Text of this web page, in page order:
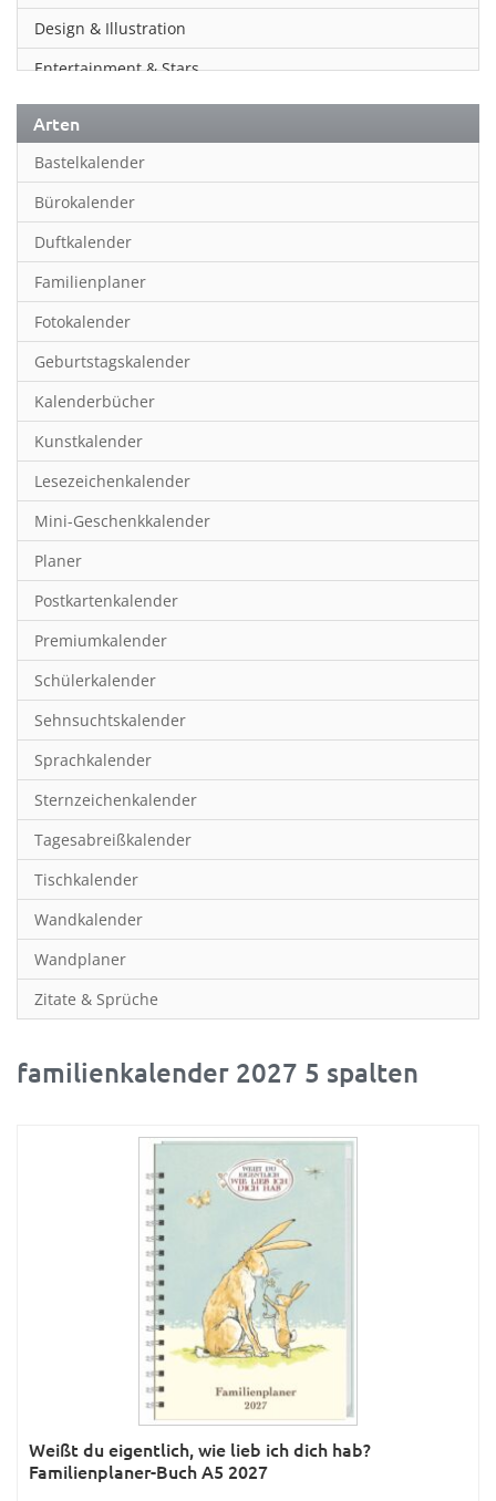
Design & Illustration
Entertainment & Stars
Erotik
Essen & Trinken
Familienplaner
Fantasy
Film
Fotokunst
Frauen
Fußball
Gaming
Geburtstagskalender
Geschichte
Hobby & Basteln
Humor & Cartoon
Inspiration & Entspannung
Inspiration & Spiritualität
Kinderkalender
Kunst
Länder & Städte
Landschaft & Natur
Lifestyle
Literatur
Manga & Animé
Neutrale Kalender
Partner- & Wandplaner
Planung & Organisation
Sprachkalender
Sternzeichen & Mond
Verkehr & Technik
Was ist was; Städte
Arten
Bastelkalender
Bürokalender
Duftkalender
Familienplaner
Fotokalender
Geburtstagskalender
Kalenderbücher
Kunstkalender
Lesezeichenkalender
Mini-Geschenkkalender
Planer
Postkartenkalender
Premiumkalender
Schülerkalender
Sehnsuchtskalender
Sprachkalender
Sternzeichenkalender
Tagesabreißkalender
Tischkalender
Wandkalender
Wandplaner
Zitate & Sprüche
familienkalender 2027 5 spalten
Weißt du eigentlich, wie lieb ich dich hab?
Familienplaner-Buch A5 2027